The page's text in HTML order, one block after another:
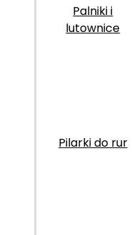
Palniki i
lutownice
Pilarki do rur